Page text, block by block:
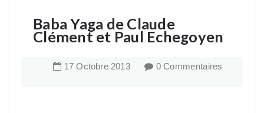
Baba Yaga de Claude
Clément et Paul Echegoyen
17 Octobre 2013 0 Commentaires